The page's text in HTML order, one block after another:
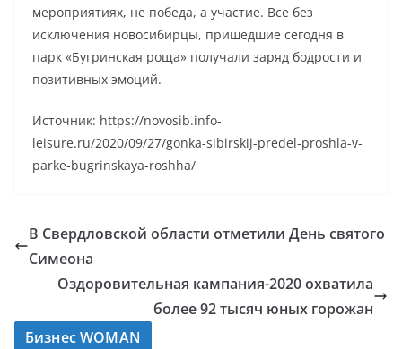
мероприятиях, не победа, а участие. Все без
исключения новосибирцы, пришедшие сегодня в
парк «Бугринская роща» получали заряд бодрости и
позитивных эмоций.
Источник: https://novosib.info-
leisure.ru/2020/09/27/gonka-sibirskij-predel-proshla-v-
parke-bugrinskaya-roshha/
В Свердловской области отметили День святого
Симеона
Оздоровительная кампания-2020 охватила
более 92 тысяч юных горожан
Бизнес WOMAN